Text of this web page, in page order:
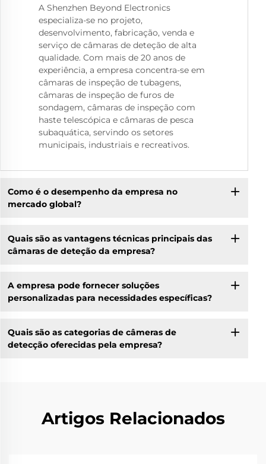
A Shenzhen Beyond Electronics
especializa-se no projeto,
desenvolvimento, fabricação, venda e
serviço de câmaras de deteção de alta
qualidade. Com mais de 20 anos de
experiência, a empresa concentra-se em
câmaras de inspeção de tubagens,
câmaras de inspeção de furos de
sondagem, câmaras de inspeção com
haste telescópica e câmaras de pesca
subaquática, servindo os setores
municipais, industriais e recreativos.
Como é o desempenho da empresa no
mercado global?
Quais são as vantagens técnicas principais das
câmaras de deteção da empresa?
A empresa pode fornecer soluções
personalizadas para necessidades específicas?
Quais são as categorias de câmeras de
detecção oferecidas pela empresa?
Artigos Relacionados